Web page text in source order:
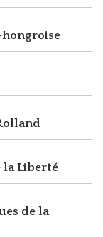
la Liberté
de la